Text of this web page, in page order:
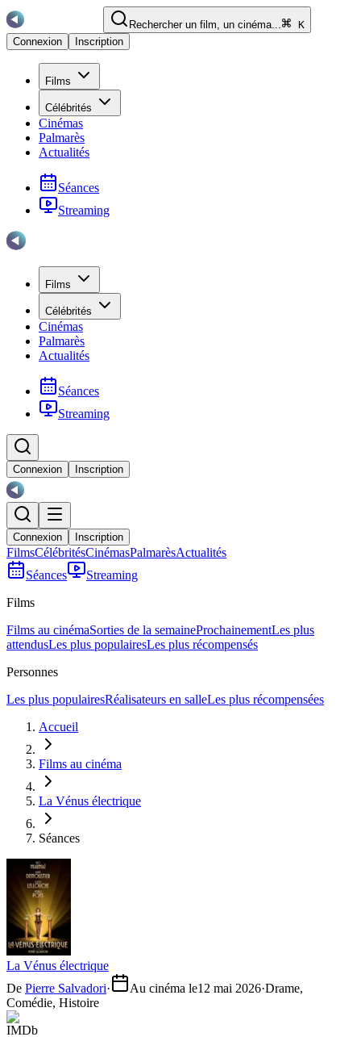
Rechercher un film, un cinéma...
K
Connexion
Inscription
Films
Célébrités
Cinémas
Palmarès
Actualités
Séances
Streaming
Films
Célébrités
Cinémas
Palmarès
Actualités
Séances
Streaming
Connexion Inscription
Connexion Inscription
FilmsCélébritésCinémasPalmarèsActualités
Séances
Streaming
Films
Films au cinémaSorties de la semaineProchainementLes plus
attendusLes plus populairesLes plus récompensés
Personnes
Les plus populairesRéalisateurs en salleLes plus récompensées
Accueil
Films au cinéma
La Vénus électrique
Séances
La Vénus électrique
De Pierre Salvadori· Au cinéma le12 mai 2026·Drame,
Comédie, Histoire